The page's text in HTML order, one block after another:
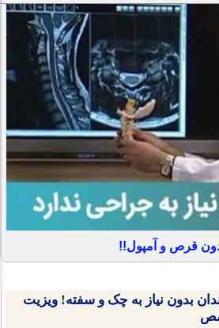
قرص و آمپول!!
بدون نیاز به چک و سفته! ویزیت